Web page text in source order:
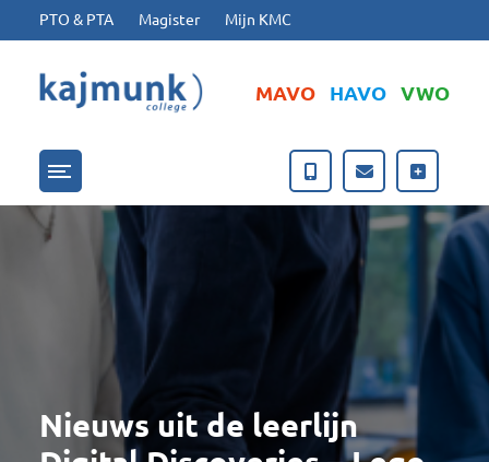
Ga naar hoofdinhoud
Ga naar footer
PTO & PTA Magister Mijn KMC
MAVO HAVO VWO
Menu openen/sluiten
Nieuws uit de leerlijn